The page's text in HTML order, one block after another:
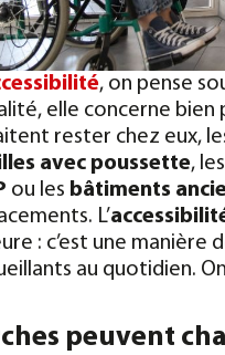
, on pense
elle concerne
rester chez eux,
avec poussette, les
ou les bâtiments
L’
: c’est une manière
au quotidien.
peuvent